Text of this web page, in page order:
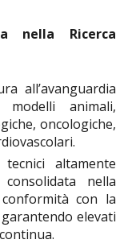
nella Ricerca
all’avanguardia
animali,
oncologiche,
altamente
nella
con la
elevati